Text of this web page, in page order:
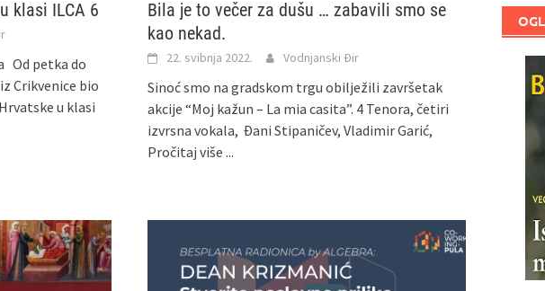
klasi ILCA 6
Od petka do
Crikvenice bio
u klasi
Bila je to večer za dušu … zabavili smo se
kao nekad.
22. svibnja 2022. Vodnjanski Đir
Sinoć smo na gradskom trgu obilježili završetak
akcije “Moj kažun – La mia casita”. 4 Tenora, četiri
izvrsna vokala, Đani Stipaničev, Vladimir Garić,
Pročitaj više ...